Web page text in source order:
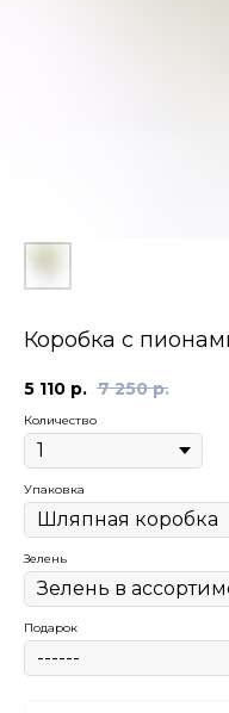
Коробка с
5 110 р. 7 250 р.
Количество
Упаковка
Зелень
Подарок